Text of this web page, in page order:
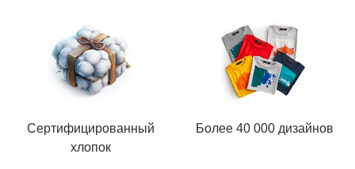
Сертифицированный
хлопок
Более 40 000 дизайнов